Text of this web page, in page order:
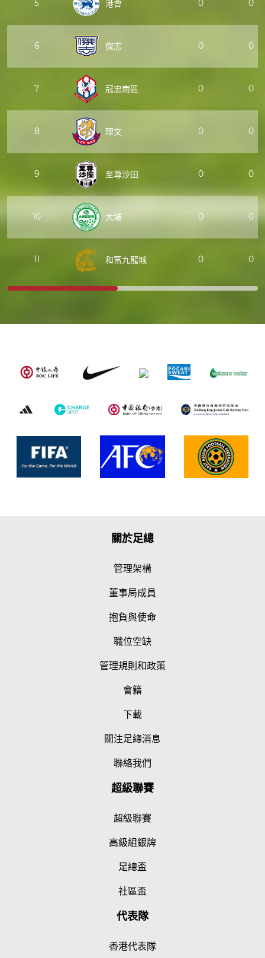
5 港會 0 0
6 傑志 0 0
7 冠忠南區 0 0
8 理文 0 0
9 至尊沙田 0 0
10 大埔 0 0
11 和富九龍城 0 0
關於足總
管理架構
董事局成員
抱負與使命
職位空缺
管理規則和政策
會籍
下載
關注足總消息
聯絡我們
超級聯賽
超級聯賽
高級組銀牌
足總盃
社區盃
代表隊
香港代表隊